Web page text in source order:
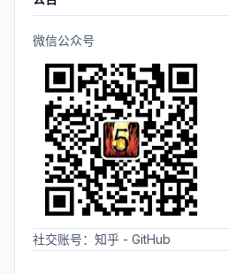
微信公众号
社交账号： 知乎 - GitHub